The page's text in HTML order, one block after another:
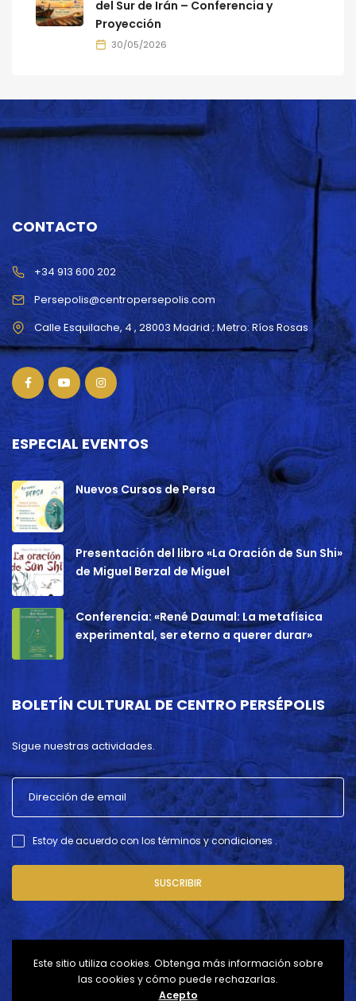
del Sur de Irán – Conferencia y
Proyección
30/05/2026
CONTACTO
Persepolis@centropersepolis.com
+34 913 600 202
ESPECIAL EVENTOS
Nuevos Cursos de Persa
Presentación del libro «La Oración de Sun Shi»
de Miguel Berzal de Miguel
Conferencia: «René Daumal: La metafísica
experimental, ser eterno a querer durar»
BOLETÍN CULTURAL DE CENTRO PERSÉPOLIS
Sigue nuestras actividades.
Estoy de acuerdo con los términos y condiciones .
SUSCRIBIR
Este sitio utiliza cookies. Obtenga más información sobre
las cookies y cómo puede rechazarlas.
Acepto